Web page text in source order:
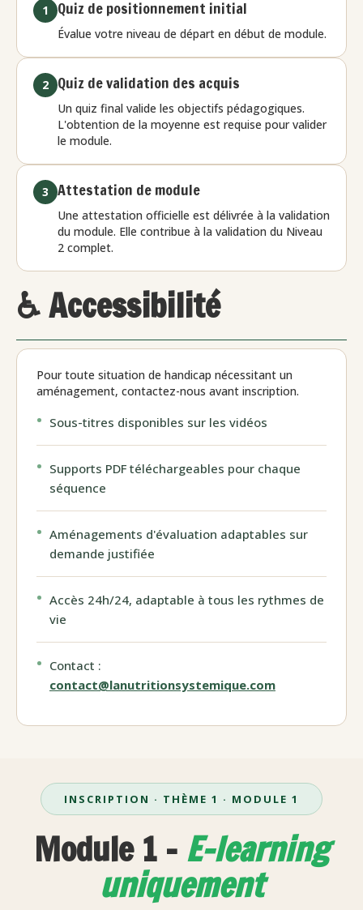
1 Quiz de positionnement initial
Évalue votre niveau de départ en début de module.
2 Quiz de validation des acquis
Un quiz final valide les objectifs pédagogiques.
L'obtention de la moyenne est requise pour valider
le module.
3 Attestation de module
Une attestation officielle est délivrée à la validation
du module. Elle contribue à la validation du Niveau
2 complet.
♿ Accessibilité
Pour toute situation de handicap nécessitant un
aménagement, contactez-nous avant inscription.
Sous-titres disponibles sur les vidéos
Supports PDF téléchargeables pour chaque
séquence
Aménagements d'évaluation adaptables sur
demande justifiée
Accès 24h/24, adaptable à tous les rythmes de
vie
Contact :
contact@lanutritionsystemique.com
INSCRIPTION · THÈME 1 · MODULE 1
Module 1 - E-learning
uniquement